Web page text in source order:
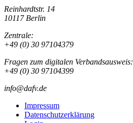
Reinhardtstr. 14
10117 Berlin
Zentrale:
+49 (0) 30 97104379
Fragen zum digitalen Verbandsausweis:
+49 (0) 30 97104399
info@dafv.de
Impressum
Datenschutzerklärung